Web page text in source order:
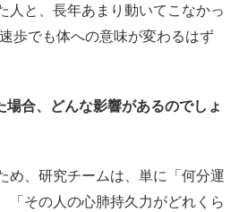
人と、長年あまり動いてこなかっ
歩でも体への意味が変わるはず
合、どんな影響があるのでしょ
め、研究チームは、単に「何分運
「その人の心肺持久力がどれくら